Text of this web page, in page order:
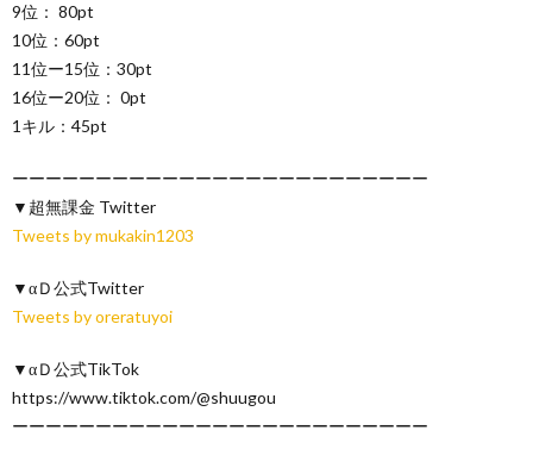
9位： 80pt
10位：60pt
11位ー15位：30pt
16位ー20位： 0pt
1キル：45pt
ーーーーーーーーーーーーーーーーーーーーーーーーー
▼超無課金 Twitter
Tweets by mukakin1203
▼αＤ公式Twitter
Tweets by oreratuyoi
▼αＤ公式TikTok
https://www.tiktok.com/@shuugou
ーーーーーーーーーーーーーーーーーーーーーーーーー